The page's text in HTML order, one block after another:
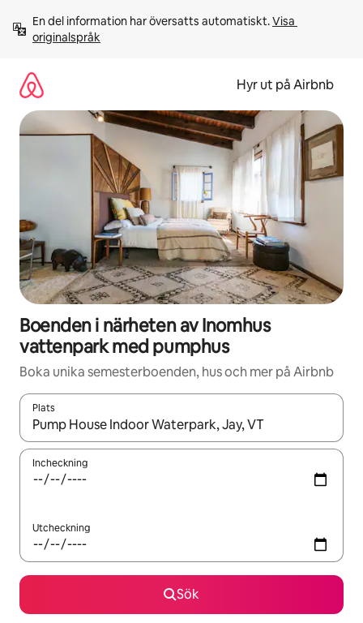
innehåll
En del information har översatts automatiskt. Visa
originalspråk
Hyr ut på Airbnb
Boenden i närheten av Inomhus
vattenpark med pumphus
Boka unika semesterboenden, hus och mer på Airbnb
Plats
När resultaten är tillgängliga kan du navigera med upp- och
Incheckning
Utcheckning
Sök